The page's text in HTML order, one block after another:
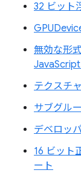
32 ビット
無効な形
テクスチ
サブグル
デベロッ
16 ビット
ート